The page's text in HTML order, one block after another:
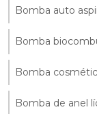
Bomba auto
Bomba
Bomba
Bomba de anel